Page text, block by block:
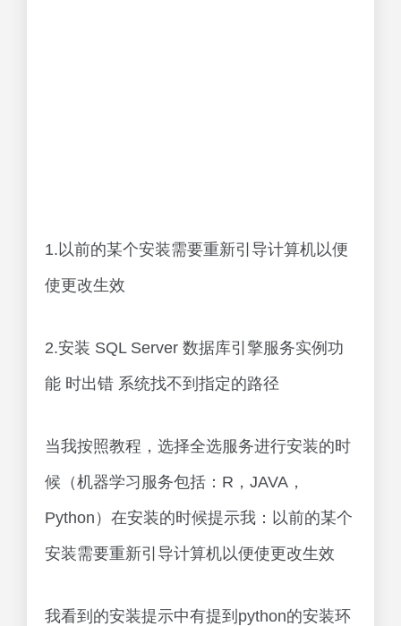
1.以前的某个安装需要重新引导计算机以便
使更改生效
2.安装 SQL Server 数据库引擎服务实例功
能 时出错 系统找不到指定的路径
当我按照教程，选择全选服务进行安装的时
候（机器学习服务包括：R，JAVA，
Python）在安装的时候提示我：以前的某个
安装需要重新引导计算机以便使更改生效
我看到的安装提示中有提到python的安装环